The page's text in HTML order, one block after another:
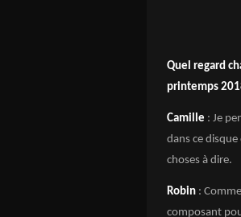
Quel regard
printemps
Camille : Je
dans ce
choses à dire.
Robin :
composant